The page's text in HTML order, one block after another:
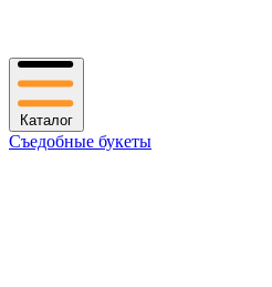
Каталог
Съедобные букеты